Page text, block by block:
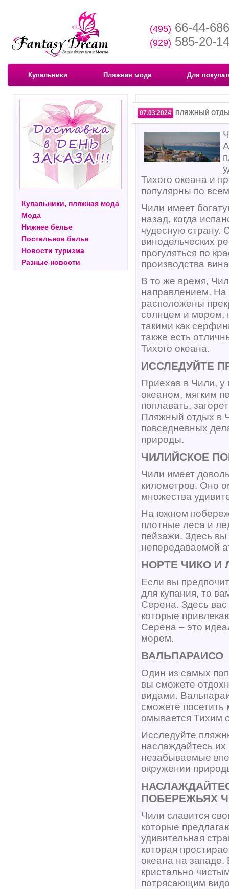
(495) 66-44-686
(929) 585-20-14
Купальники Пляжная мода Для
Купальники, пляжная мода
Мода
Нижнее белье
Постельное белье
Новости туризма
Разные новости
07.03.2024 ПЛЯЖНЫЙ
Тихого океана и
популярны по
Чили имеет
назад, когда
чудесную страну.
винодельческих
прогуляться по
производства
В то же время,
направлением. На
расположены
солнцем и морем,
такими как
также есть
Тихого океана.
ИССЛЕДУЙТЕ
Приехав в Чили, у
океаном, мягким
поплавать,
Пляжный отдых в
повседневных
природы.
ЧИЛИЙСКОЕ
Чили имеет
километров. Оно
множества
На южном
плотные леса и
пейзажи. Здесь вы
непередаваемой
НОРТЕ ЧИКО И
Если вы
для купания, то
Серена. Здесь
которые
Серена – это
морем.
ВАЛЬПАРАИСО
Один из самых
вы сможете
видами.
сможете посетить
омывается Тихим
Исследуйте
наслаждайтесь их
незабываемые
окружении
ПОБЕРЕЖЬЯХ
Чили славится
которые
удивительная
которая
океана на
кристально
потрясающим